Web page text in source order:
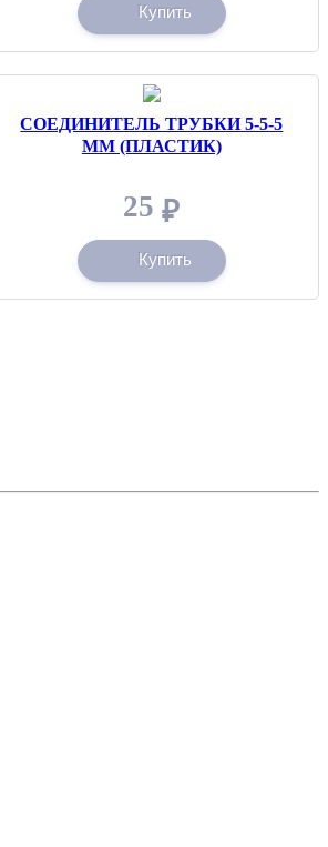
Купить
СОЕДИНИТЕЛЬ ТРУБКИ 5-5-5
ММ (ПЛАСТИК)
25 ₽
Купить